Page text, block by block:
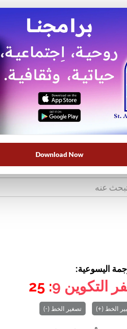
Download Now
اليسوعية:
التكوين 9
: 25
الخط (+) تصغير الخط (-)